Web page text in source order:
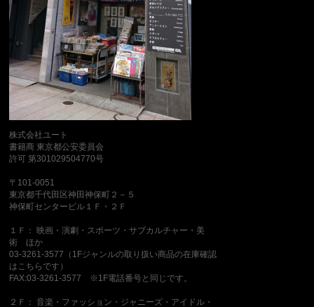
株式会社ユート
書籍商 東京都公安委員会
許可 第301029504770号
〒101-0051
東京都千代田区神田神保町２－５
神保町センタービル１Ｆ・２Ｆ
１Ｆ： 映画・演劇・スポーツ・サブカルチャー・美
術 ほか
03-3261-3577（1Fジャンルの取り扱い商品の在庫確認
はこちらです）
FAX:03-3261-3577 ※1F電話番号と同じです。
２Ｆ： 音楽・ファッション・ジャニーズ・アイドル・